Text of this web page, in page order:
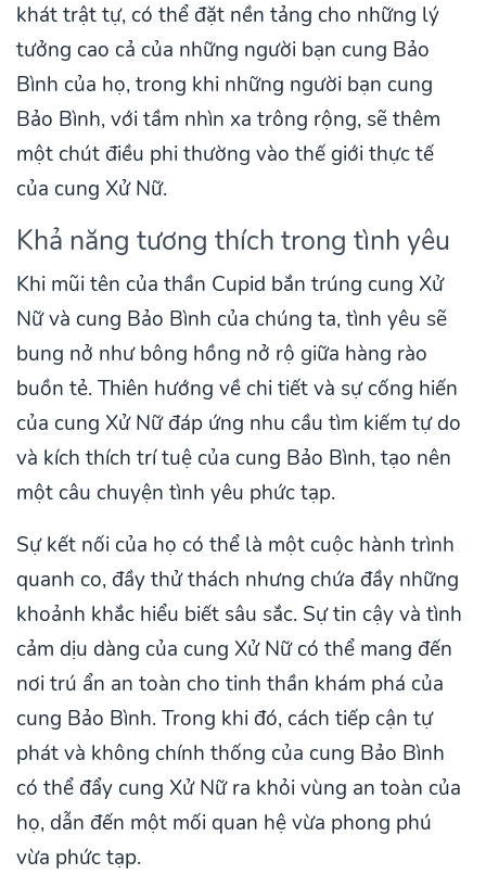
khát trật tự, có thể đặt nền tảng cho những lý
tưởng cao cả của những người bạn cung Bảo
Bình của họ, trong khi những người bạn cung
Bảo Bình, với tầm nhìn xa trông rộng, sẽ thêm
một chút điều phi thường vào thế giới thực tế
của cung Xử Nữ.
Khả năng tương thích trong tình yêu
Khi mũi tên của thần Cupid bắn trúng cung Xử
Nữ và cung Bảo Bình của chúng ta, tình yêu sẽ
bung nở như bông hồng nở rộ giữa hàng rào
buồn tẻ. Thiên hướng về chi tiết và sự cống hiến
của cung Xử Nữ đáp ứng nhu cầu tìm kiếm tự do
và kích thích trí tuệ của cung Bảo Bình, tạo nên
một câu chuyện tình yêu phức tạp.
Sự kết nối của họ có thể là một cuộc hành trình
quanh co, đầy thử thách nhưng chứa đầy những
khoảnh khắc hiểu biết sâu sắc. Sự tin cậy và tình
cảm dịu dàng của cung Xử Nữ có thể mang đến
nơi trú ẩn an toàn cho tinh thần khám phá của
cung Bảo Bình. Trong khi đó, cách tiếp cận tự
phát và không chính thống của cung Bảo Bình
có thể đẩy cung Xử Nữ ra khỏi vùng an toàn của
họ, dẫn đến một mối quan hệ vừa phong phú
vừa phức tạp.